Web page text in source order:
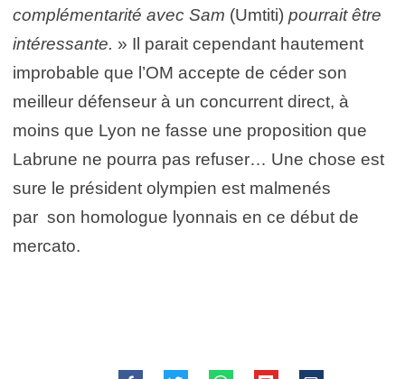
complémentarité avec Sam (Umtiti) pourrait être
intéressante. » Il parait cependant hautement
improbable que l’OM accepte de céder son
meilleur défenseur à un concurrent direct, à
moins que Lyon ne fasse une proposition que
Labrune ne pourra pas refuser… Une chose est
sure le président olympien est malmenés
par son homologue lyonnais en ce début de
mercato.